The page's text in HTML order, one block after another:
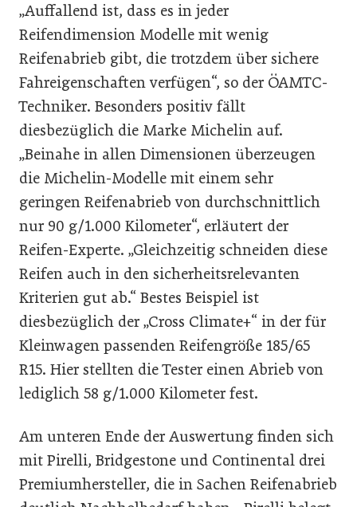
„Auffallend ist, dass es in jeder
Reifendimension Modelle mit wenig
Reifenabrieb gibt, die trotzdem über sichere
Fahreigenschaften verfügen“, so der ÖAMTC-
Techniker. Besonders positiv fällt
diesbezüglich die Marke Michelin auf.
„Beinahe in allen Dimensionen überzeugen
die Michelin-Modelle mit einem sehr
geringen Reifenabrieb von durchschnittlich
nur 90 g/1.000 Kilometer“, erläutert der
Reifen-Experte. „Gleichzeitig schneiden diese
Reifen auch in den sicherheitsrelevanten
Kriterien gut ab.“ Bestes Beispiel ist
diesbezüglich der „Cross Climate+“ in der für
Kleinwagen passenden Reifengröße 185/65
R15. Hier stellten die Tester einen Abrieb von
lediglich 58 g/1.000 Kilometer fest.
Am unteren Ende der Auswertung finden sich
mit Pirelli, Bridgestone und Continental drei
Premiumhersteller, die in Sachen Reifenabrieb